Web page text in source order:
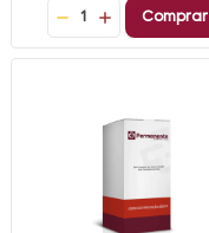
1 Comprar